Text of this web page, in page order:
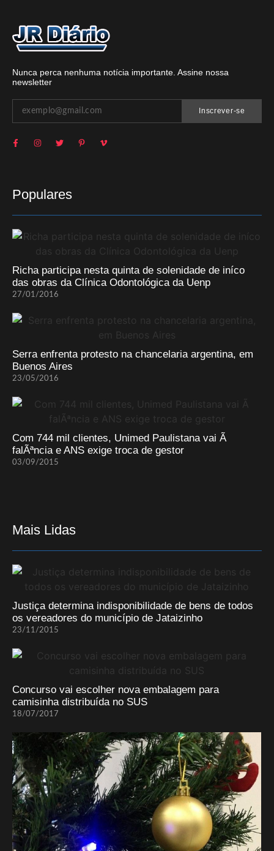
Nunca perca nenhuma notícia importante. Assine nossa
newsletter
Inscrever-se
Populares
Richa participa nesta quinta de solenidade de iníco
das obras da Clínica Odontológica da Uenp
27/01/2016
Serra enfrenta protesto na chancelaria argentina, em
Buenos Aires
23/05/2016
Com 744 mil clientes, Unimed Paulistana vai Ã
falÃªncia e ANS exige troca de gestor
03/09/2015
Mais Lidas
Justiça determina indisponibilidade de bens de todos
os vereadores do município de Jataizinho
23/11/2015
Concurso vai escolher nova embalagem para
camisinha distribuída no SUS
18/07/2017